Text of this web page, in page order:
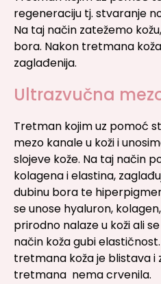
regeneraciju tj. stvaranje
Na taj način zatežemo
bora. Nakon tretmana
zaglađenija.
Ultrazvučna
Tretman kojim uz pomoć
mezo kanale u koži i
slojeve kože. Na taj način
kolagena i elastina,
dubinu bora te
se unose hyaluron,
prirodno nalaze u koži ali
način koža gubi
tretmana koža je blistava i
tretmana nema crvenila.